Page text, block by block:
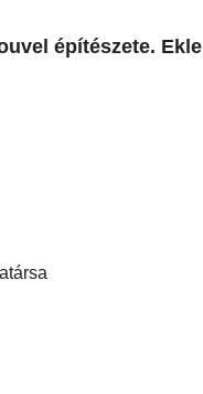
építészete.